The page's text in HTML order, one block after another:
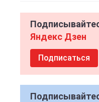
Яндекс Дзен
Подписаться